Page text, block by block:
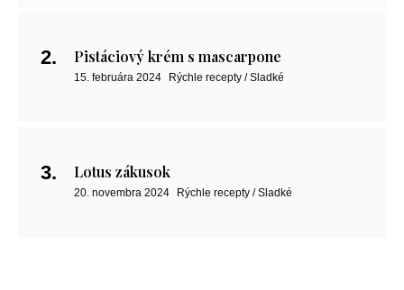
Pistáciový krém s mascarpone
15. februára 2024 Rýchle recepty / Sladké
Lotus zákusok
20. novembra 2024 Rýchle recepty / Sladké